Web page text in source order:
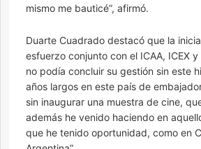
mismo me bauticé”, afirmó.
Duarte Cuadrado destacó que la
esfuerzo conjunto con el ICAA, ICEX
no podía concluir su gestión sin este
años largos en este país de
sin inaugurar una muestra de cine,
además he venido haciendo en
que he tenido oportunidad, como en